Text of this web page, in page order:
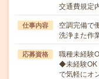
交通費規定
仕事内容
空調完備で
洗浄また作
応募資格
職種未経験
◆未経験OK
で気軽にオ